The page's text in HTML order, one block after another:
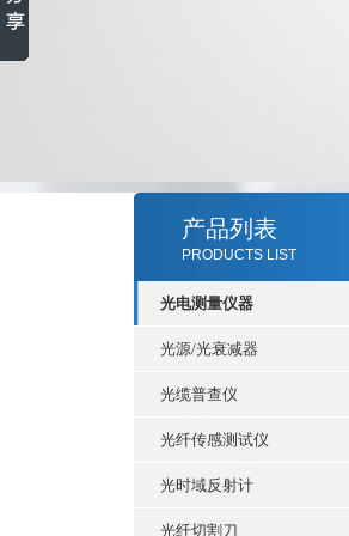
产品列表
PRODUCTS LIST
光电测量仪器
光源/光衰减器
光缆普查仪
光纤传感测试仪
光时域反射计
光纤切割刀